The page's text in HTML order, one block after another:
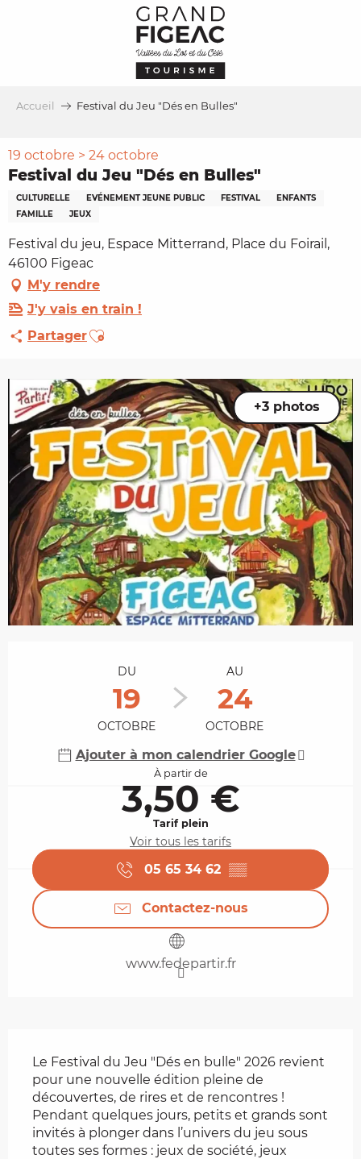
Accueil Festival du Jeu "Dés en Bulles"
19 octobre > 24 octobre
Festival du Jeu "Dés en Bulles"
CULTURELLE EVÉNEMENT JEUNE PUBLIC FESTIVAL
ENFANTS
FAMILLE
JEUX
Festival du jeu, Espace Mitterrand, Place du Foirail,
46100 Figeac
M'y rendre
J'y vais en train !
PartagerAjouter aux favoris
+3 photos
DU
19
OCTOBRE
AU
24
OCTOBRE
Ajouter à mon calendrier Google
À partir de
3,50 €
Tarif plein
Voir tous les tarifs
05 65 34 62 ▒▒
Contactez-nous
www.fedepartir.fr
Le Festival du Jeu "Dés en bulle" 2026 revient
pour une nouvelle édition pleine de
découvertes, de rires et de rencontres !
Pendant quelques jours, petits et grands sont
invités à plonger dans l’univers du jeu sous
toutes ses formes : jeux de société, jeux